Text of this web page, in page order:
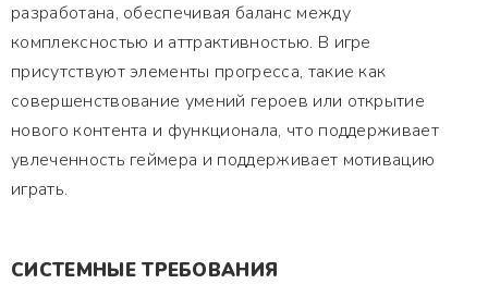
разработана, обеспечивая баланс между
комплексностью и аттрактивностью. В игре
присутствуют элементы прогресса, такие как
совершенствование умений героев или открытие
нового контента и функционала, что поддерживает
увлеченность геймера и поддерживает мотивацию
играть.
СИСТЕМНЫЕ ТРЕБОВАНИЯ